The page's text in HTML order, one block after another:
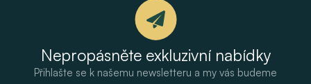
Nepropásněte exkluzivní nabídky
Přihlašte se k našemu newsletteru a my vás budeme